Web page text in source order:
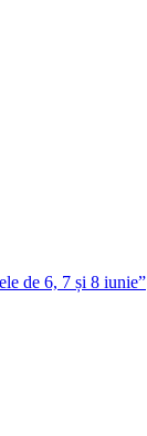
de 6, 7 și 8 iunie”